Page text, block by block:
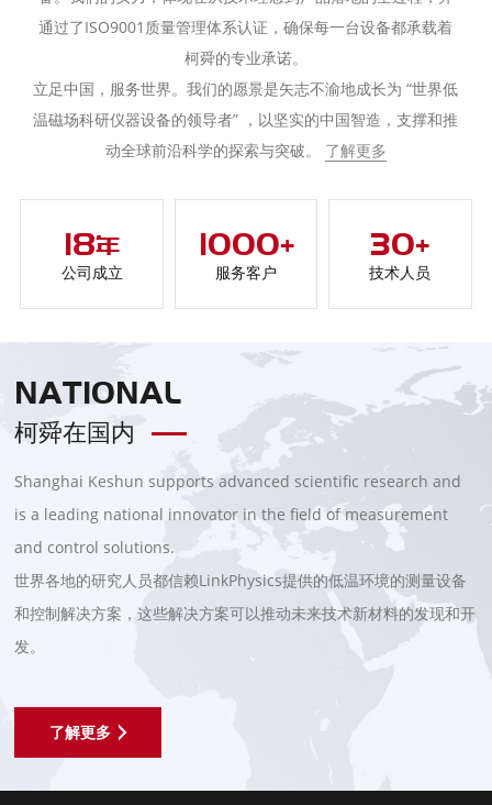
通过了ISO9001质量管理体系认证，确保每一台设备都承载着
柯舜的专业承诺。
立足中国，服务世界。我们的愿景是矢志不渝地成长为 “世界低
温磁场科研仪器设备的领导者” ，以坚实的中国智造，支撑和推
动全球前沿科学的探索与突破。 了解更多
18年
公司成立
1000+
服务客户
30+
技术人员
NATIONAL
柯舜在国内
Shanghai Keshun supports advanced scientific research and
is a leading national innovator in the field of measurement
and control solutions.
世界各地的研究人员都信赖LinkPhysics提供的低温环境的测量设备
和控制解决方案，这些解决方案可以推动未来技术新材料的发现和开
发。
了解更多